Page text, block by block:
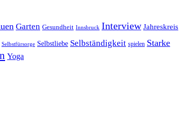
Garten Gesundheit Innsbruck Interview Jahreskreis
Selbstfürsorge Selbstliebe Selbständigkeit spielen Starke
Yoga